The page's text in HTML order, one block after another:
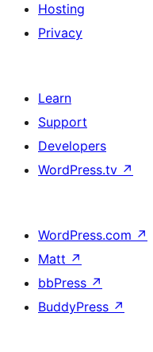
Hosting
Privacy
Learn
Support
Developers
WordPress.tv ↗
WordPress.com ↗
Matt ↗
bbPress ↗
BuddyPress ↗